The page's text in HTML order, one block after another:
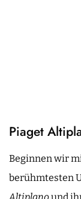
Piaget
Beginnen wir
berühmtesten